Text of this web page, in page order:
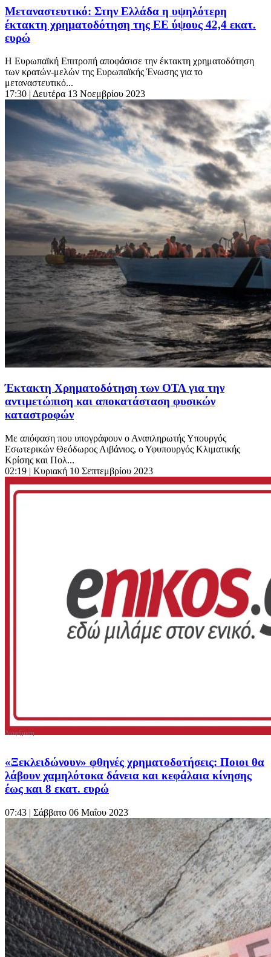
Μεταναστευτικό: Στην Ελλάδα η υψηλότερη
έκτακτη χρηματοδότηση της ΕΕ ύψους 42,4 εκατ.
ευρώ
Η Ευρωπαϊκή Επιτροπή αποφάσισε την έκτακτη χρηματοδότηση
των κρατών-μελών της Ευρωπαϊκής Ένωσης για το
μεταναστευτικό...
17:30 | Δευτέρα 13 Νοεμβρίου 2023
Έκτακτη Χρηματοδότηση των ΟΤΑ για την
αντιμετώπιση και αποκατάσταση φυσικών
καταστροφών
Με απόφαση που υπογράφουν ο Αναπληρωτής Υπουργός
Εσωτερικών Θεόδωρος Λιβάνιος, ο Υφυπουργός Κλιματικής
Κρίσης και Πολ...
02:19 | Κυριακή 10 Σεπτεμβρίου 2023
«Ξεκλειδώνουν» φθηνές χρηματοδοτήσεις: Ποιοι θα
λάβουν χαμηλότοκα δάνεια και κεφάλαια κίνησης
έως και 8 εκατ. ευρώ
07:43 | Σάββατο 06 Μαΐου 2023